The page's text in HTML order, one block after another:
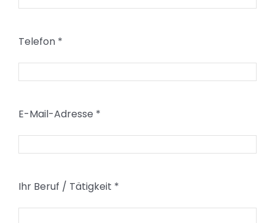
Telefon *
E-Mail-Adresse *
Ihr Beruf / Tätigkeit *